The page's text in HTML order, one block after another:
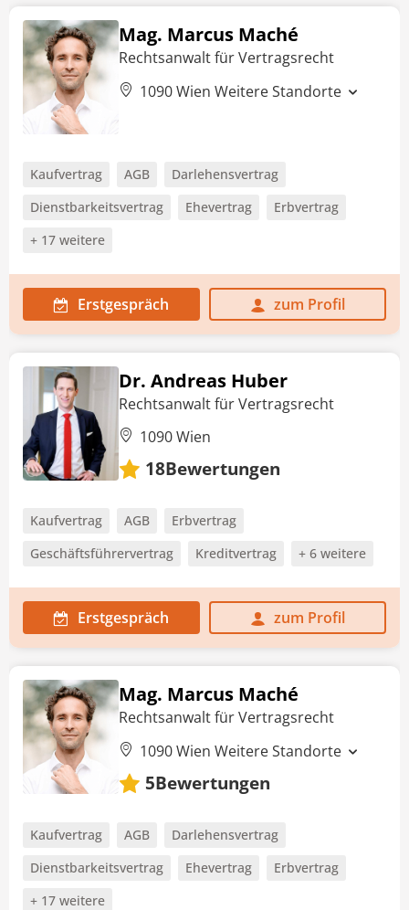
Mag. Marcus Maché
Rechtsanwalt für Vertragsrecht
1090 Wien Weitere Standorte
Kaufvertrag AGB
Darlehensvertrag
Dienstbarkeitsvertrag
Ehevertrag
Erbvertrag
+ 17 weitere
Erstgespräch zum Profil
Dr. Andreas Huber
Rechtsanwalt für Vertragsrecht
1090 Wien
18Bewertungen
Kaufvertrag AGB
Erbvertrag
Geschäftsführervertrag
Kreditvertrag + 6 weitere
Erstgespräch zum Profil
Mag. Marcus Maché
Rechtsanwalt für Vertragsrecht
1090 Wien Weitere Standorte
5Bewertungen
Kaufvertrag AGB
Darlehensvertrag
Dienstbarkeitsvertrag
Ehevertrag
Erbvertrag
+ 17 weitere